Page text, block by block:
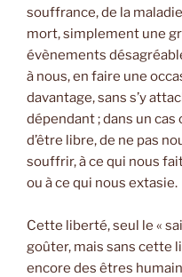
souffrance, de la
mort, simplement une
évènements
à nous, en faire une
davantage, sans s’y
dépendant ; dans un cas
d’être libre, de ne pas
souffrir, à ce qui nous
ou à ce qui nous extasie.
Cette liberté, seul le «
goûter, mais sans cette
encore des êtres